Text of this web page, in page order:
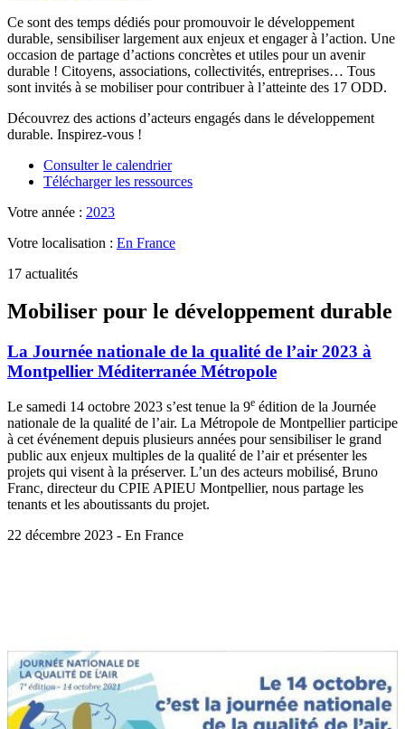
Ce sont des temps dédiés pour promouvoir le développement
durable, sensibiliser largement aux enjeux et engager à l’action. Une
occasion de partage d’actions concrètes et utiles pour un avenir
durable ! Citoyens, associations, collectivités, entreprises… Tous
sont invités à se mobiliser pour contribuer à l’atteinte des 17 ODD.
Découvrez des actions d’acteurs engagés dans le développement
durable. Inspirez-vous !
Consulter le calendrier
Télécharger les ressources
Votre année : 2023
Votre localisation : En France
17 actualités
Mobiliser pour le développement durable
La Journée nationale de la qualité de l’air 2023 à
Montpellier Méditerranée Métropole
Le samedi 14 octobre 2023 s’est tenue la 9e édition de la Journée
nationale de la qualité de l’air. La Métropole de Montpellier participe
à cet événement depuis plusieurs années pour sensibiliser le grand
public aux enjeux multiples de la qualité de l’air et présenter les
projets qui visent à la préserver. L’un des acteurs mobilisé, Bruno
Franc, directeur du CPIE APIEU Montpellier, nous partage les
tenants et les aboutissants du projet.
22 décembre 2023 - En France